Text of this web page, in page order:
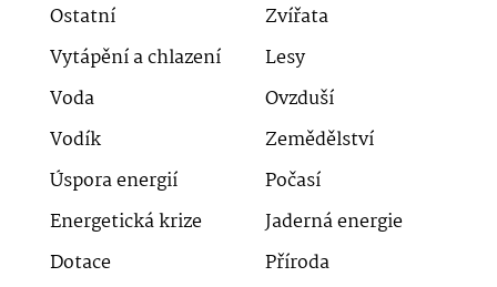
Ostatní
Zvířata
Vytápění a chlazení
Lesy
Voda
Ovzduší
Vodík
Zemědělství
Úspora energií
Počasí
Energetická krize
Jaderná energie
Dotace
Příroda